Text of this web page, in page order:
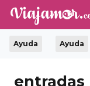
Ayuda Ayuda